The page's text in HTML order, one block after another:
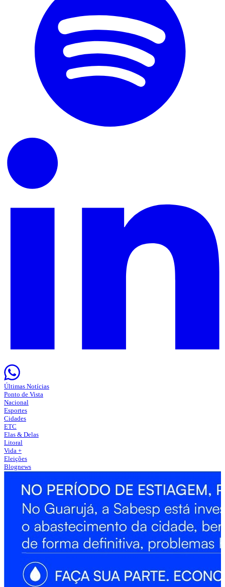
Últimas Notícias
Ponto de Vista
Nacional
Esportes
Cidades
ETC
Elas & Delas
Litoral
Vida +
Eleições
Blognews